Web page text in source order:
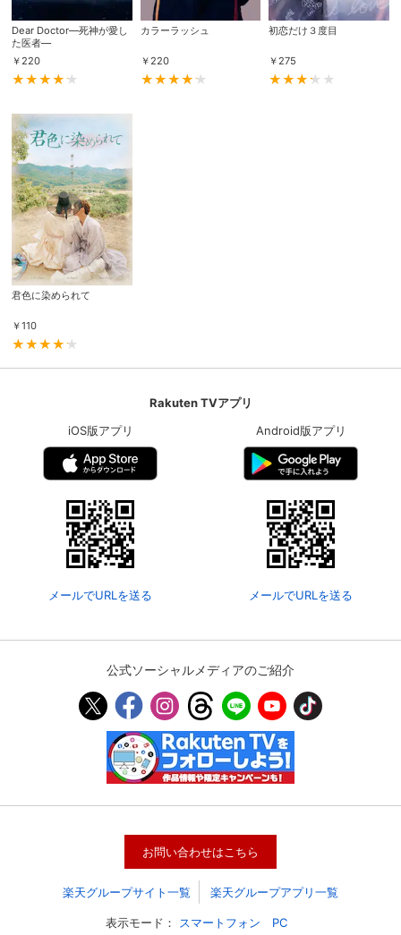
閲覧履歴
サイト内の閲覧履歴を確認できます。履歴
視聴デバイス一覧
パスコード設定
メルマガ
可能です。
Dear Doctor―死神が愛し
た医者―
￥ 220
カラーラッシュ
￥ 220
初恋だけ３度目
￥ 275
君色に染められて
￥110
Rakuten TVアプリ
iOS版アプリ
メールでURLを送る
Android版アプリ
メールでURLを送る
公式ソーシャルメディアのご紹介
お問い合わせはこちら
楽天グループサイト一覧 楽天グループアプリ一覧
表示モード： スマートフォン PC